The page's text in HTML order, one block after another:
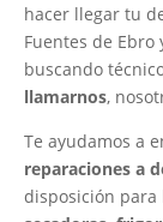
hacer llegar tu
Fuentes de
buscando
llamarnos,
Te ayudamos a
reparaciones a
disposición para